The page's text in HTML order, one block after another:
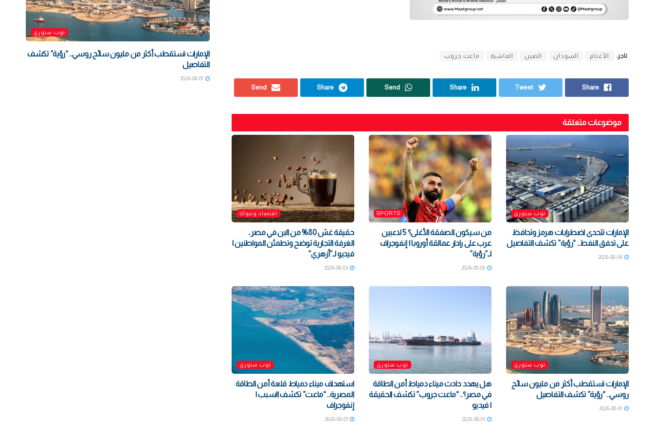
تاجز: الأغنام السودان الصين الماشية ماعت جروب
Share
Tweet
Share
Send
Share
Send
موضوعات متعلقة
توب ستوري
الإمارات تتحدى اضطرابات هرمز وتحافظ
على تدفق النفط.. “رؤية” تكشف التفاصيل
2026-08-06
SPORTS
من سيكون الصفقة الأغلى؟ 5 لاعبين
عرب على رادار عمالقة أوروبا | إنفوجراف
لـ”رؤية”
2026-08-05
اقتصاد وبنوك
حقيقة غش 80% من البن في مصر..
الغرفة التجارية توضح وتطمئن المواطنين |
فيديو لـ”أزهري”
2026-08-03
توب ستوري
الإمارات تستقطب أكثر من مليون سائح
روسي.. “رؤية” تكشف التفاصيل
توب ستوري
هل يهدد حادث ميناء دمياط أمن الطاقة
في مصر؟.. “ماعت جروب” تكشف الحقيقة
| فيديو
توب ستوري
استهداف ميناء دمياط قلعة أمن الطاقة
المصرية.. “ماعت” تكشف السبب |
إنفوجراف
توب ستوري
الإمارات تستقطب أكثر من مليون سائح روسي.. “رؤية” تكشف
التفاصيل